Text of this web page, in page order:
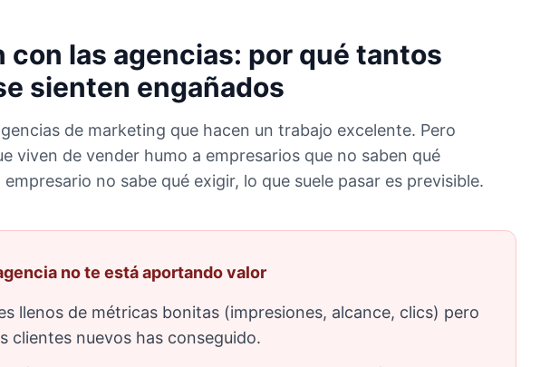
con las agencias: por qué tantos
sienten engañados
de marketing que hacen un trabajo excelente. Pero
viven de vender humo a empresarios que no saben qué
no sabe qué exigir, lo que suele pasar es previsible.
no te está aportando valor
llenos de métricas bonitas (impresiones, alcance, clics) pero
clientes nuevos has conseguido.